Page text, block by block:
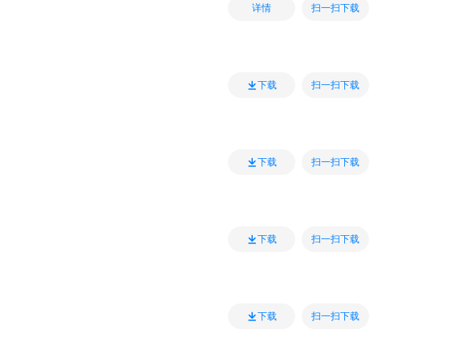
详情 扫一扫下载
下载 扫一扫下载
下载 扫一扫下载
下载 扫一扫下载
下载 扫一扫下载